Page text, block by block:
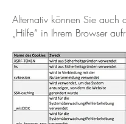
Alternativ können Sie auch
„Hilfe“ in Ihrem Browser